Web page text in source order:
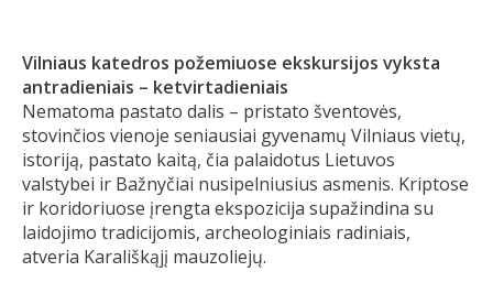
Vilniaus katedros požemiuose ekskursijos vyksta
antradieniais – ketvirtadieniais
Nematoma pastato dalis – pristato šventovės,
stovinčios vienoje seniausiai gyvenamų Vilniaus vietų,
istoriją, pastato kaitą, čia palaidotus Lietuvos
valstybei ir Bažnyčiai nusipelniusius asmenis. Kriptose
ir koridoriuose įrengta ekspozicija supažindina su
laidojimo tradicijomis, archeologiniais radiniais,
atveria Karališkąjį mauzoliejų.